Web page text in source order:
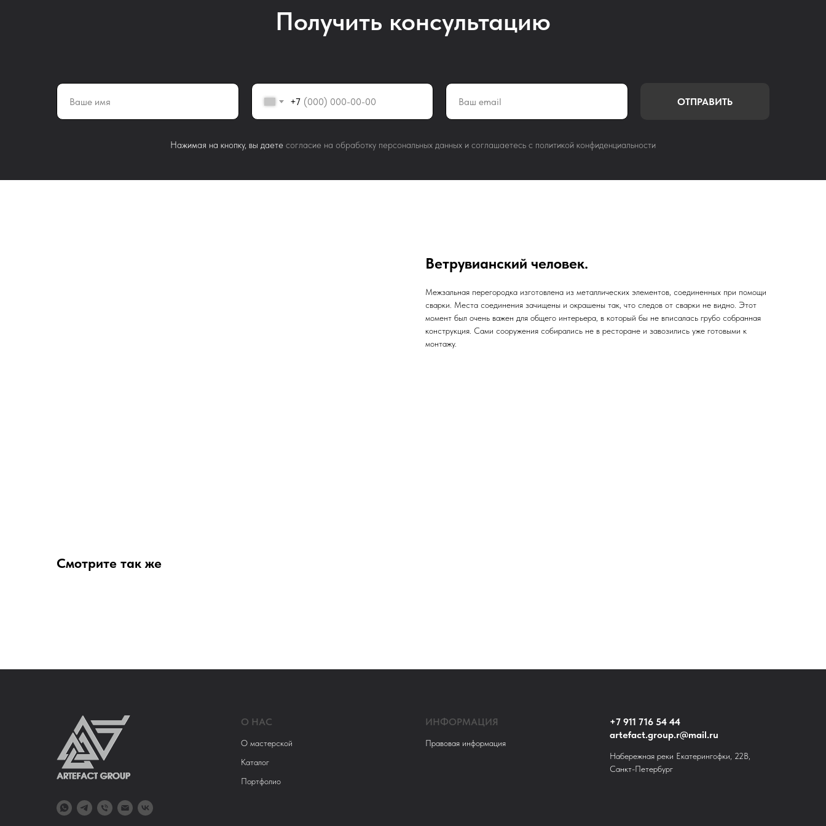
Получить консультацию
+7 ОТПРАВИТЬ
Нажимая на кнопку, вы даете согласие на обработку персональных данных и соглашаетесь c политикой конфиденциальности
Ветрувианский человек.
Межзальная перегородка изготовлена из металлических элементов, соединенных при помощи
сварки. Места соединения зачищены и окрашены так, что следов от сварки не видно. Этот
момент был очень важен для общего интерьера, в который бы не вписалась грубо собранная
конструкция. Сами сооружения собирались не в ресторане и завозились уже готовыми к
монтажу.
Смотрите так же
О НАС
О мастерской
Каталог
Портфолио
ИНФОРМАЦИЯ
Правовая информация
+7 911 716 54 44
artefact.group.r@mail.ru
Набережная реки Екатерингофки, 22В,
Санкт-Петербург